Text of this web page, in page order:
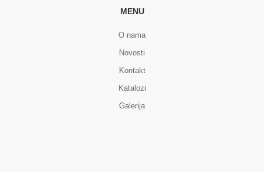
MENU
O nama
Novosti
Kontakt
Katalozi
Galerija